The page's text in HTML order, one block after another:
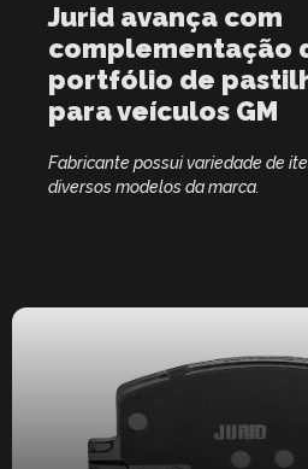
Jurid avança com
complementação
portfólio de
para veículos GM
Fabricante possui variedade de
diversos modelos da marca.